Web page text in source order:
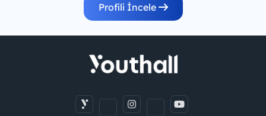
Profili İncele